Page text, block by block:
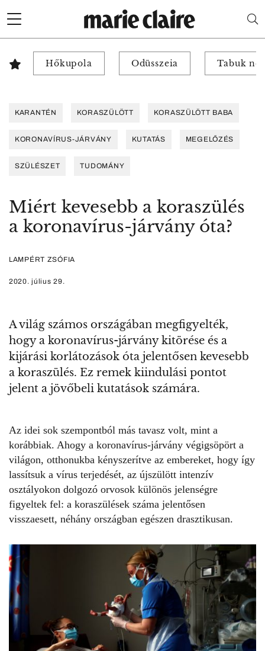
Hőkupola Odüsszeia Tabuk
KARANTÉN KORASZÜLÖTT KORASZÜLÖTT BABA
KORONAVÍRUS-JÁRVÁNY KUTATÁS MEGELŐZÉS
SZÜLÉSZET TUDOMÁNY
Miért kevesebb a koraszülés
a koronavírus-járvány óta?
LAMPÉRT ZSÓFIA
2020. július 29.
A világ számos országában megfigyelték,
hogy a koronavírus-járvány kitörése és a
kijárási korlátozások óta jelentősen kevesebb
a koraszülés. Ez remek kiindulási pontot
jelent a jövőbeli kutatások számára.
Az idei sok szempontból más tavasz volt, mint a
korábbiak. Ahogy a koronavírus-járvány végigsöpört a
világon, otthonukba kényszerítve az embereket, hogy így
lassítsuk a vírus terjedését, az újszülött intenzív
osztályokon dolgozó orvosok különös jelenségre
figyeltek fel: a koraszülések száma jelentősen
visszaesett, néhány országban egészen drasztikusan.